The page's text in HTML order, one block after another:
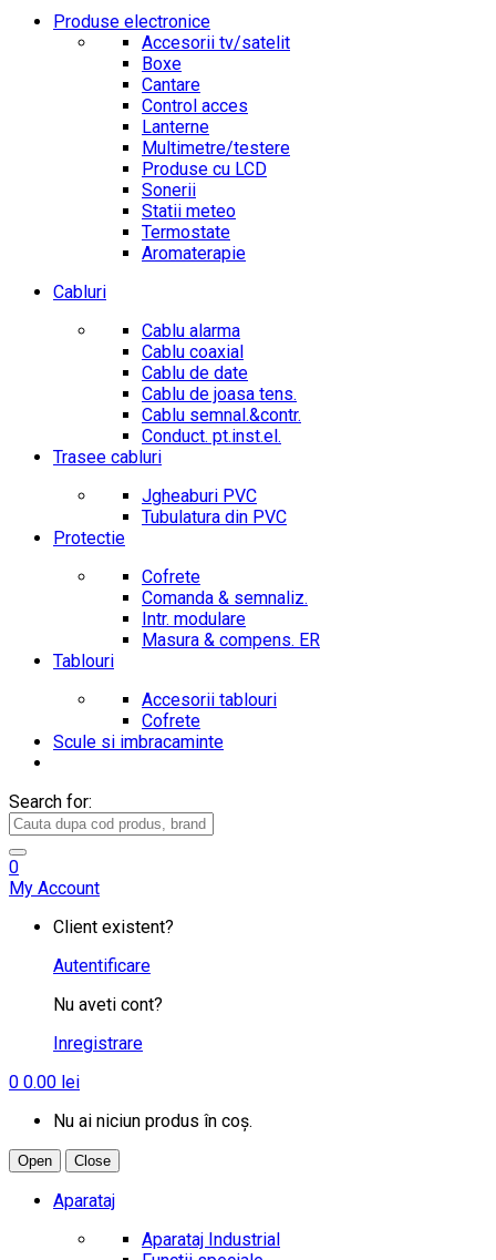
Produse electronice
Accesorii tv/satelit
Boxe
Cantare
Control acces
Lanterne
Multimetre/testere
Produse cu LCD
Sonerii
Statii meteo
Termostate
Aromaterapie
Cabluri
Cablu alarma
Cablu coaxial
Cablu de date
Cablu de joasa tens.
Cablu semnal.&contr.
Conduct. pt.inst.el.
Trasee cabluri
Jgheaburi PVC
Tubulatura din PVC
Protectie
Cofrete
Comanda & semnaliz.
Intr. modulare
Masura & compens. ER
Tablouri
Accesorii tablouri
Cofrete
Scule si imbracaminte
Search for:
0
My Account
Client existent?
Autentificare
Nu aveti cont?
Inregistrare
0 0.00 lei
Nu ai niciun produs în coș.
Open Close
Aparataj
Aparataj Industrial